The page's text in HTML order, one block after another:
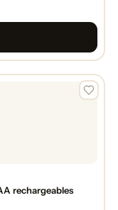
rechargeables